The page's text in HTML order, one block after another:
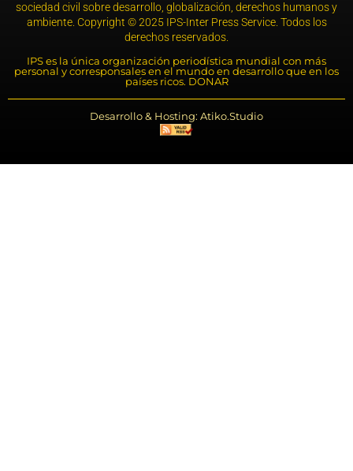
sociedad civil sobre desarrollo, globalización, derechos humanos y
ambiente. Copyright © 2025 IPS-Inter Press Service. Todos los
derechos reservados.
IPS es la única organización periodística mundial con más
personal y corresponsales en el mundo en desarrollo que en los
países ricos. DONAR
Desarrollo & Hosting: Atiko.Studio